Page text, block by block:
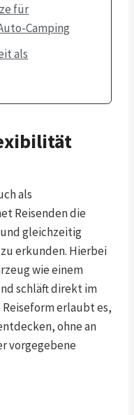
für
Camping
als
als
Reisenden die
gleichzeitig
erkunden. Hierbei
wie einem
schläft direkt im
erlaubt es,
ohne an
vorgegebene